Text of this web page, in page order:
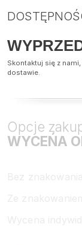
Skontaktuj się z
dostawie.
Opcje
WYCEŃA